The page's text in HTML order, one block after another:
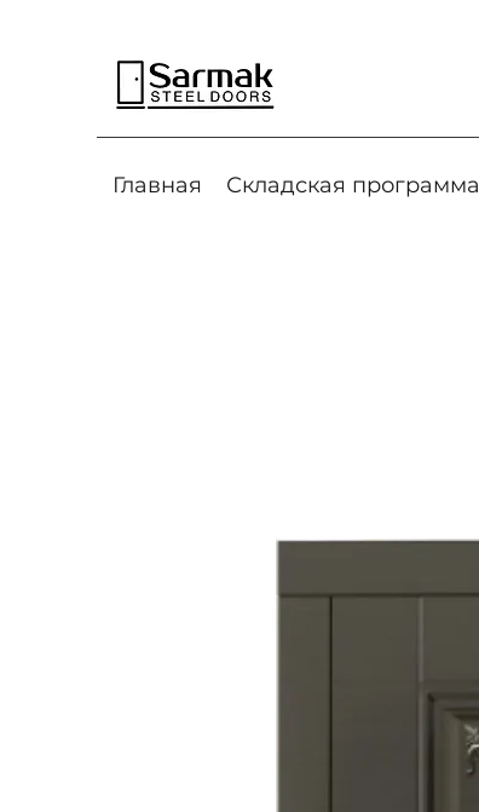
Главная Складская программа